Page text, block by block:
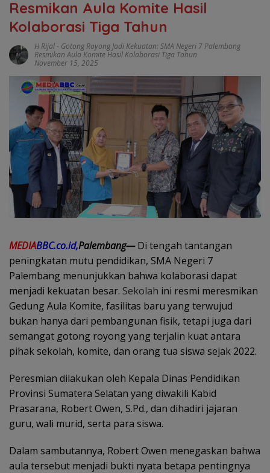
Resmikan Aula Komite Hasil
Kolaborasi Tiga Tahun
H Rijal- Gotong Royong Jadi Kekuatan: SMA Negeri 7 Palembang
Resmikan Aula Komite Hasil Kolaborasi Tiga Tahun
November 15, 2025
MEDIABBC.co.id,Palembang— Di tengah tantangan
peningkatan mutu pendidikan, SMA Negeri 7
Palembang menunjukkan bahwa kolaborasi dapat
menjadi kekuatan besar. Sekolah ini resmi meresmikan
Gedung Aula Komite, fasilitas baru yang terwujud
bukan hanya dari pembangunan fisik, tetapi juga dari
semangat gotong royong yang terjalin kuat antara
pihak sekolah, komite, dan orang tua siswa sejak 2022.
Peresmian dilakukan oleh Kepala Dinas Pendidikan
Provinsi Sumatera Selatan yang diwakili Kabid
Prasarana, Robert Owen, S.Pd., dan dihadiri jajaran
guru, wali murid, serta para siswa.
Dalam sambutannya, Robert Owen menegaskan bahwa
aula tersebut menjadi bukti nyata betapa pentingnya